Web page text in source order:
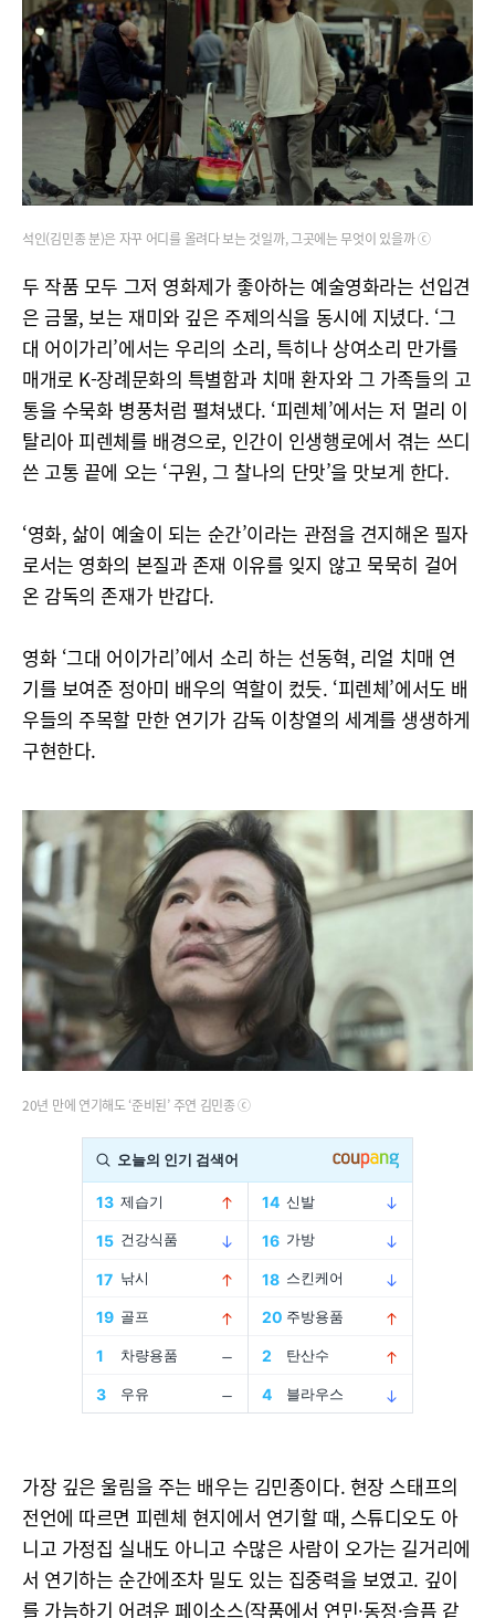
석인(김민종 분)은 자꾸 어디를 올려다 보는 것일까, 그곳에는 무엇이 있을까 ⓒ
두 작품 모두 그저 영화제가 좋아하는 예술영화라는 선입견
은 금물, 보는 재미와 깊은 주제의식을 동시에 지녔다. ‘그
대 어이가리’에서는 우리의 소리, 특히나 상여소리 만가를
매개로 K-장례문화의 특별함과 치매 환자와 그 가족들의 고
통을 수묵화 병풍처럼 펼쳐냈다. ‘피렌체’에서는 저 멀리 이
탈리아 피렌체를 배경으로, 인간이 인생행로에서 겪는 쓰디
쓴 고통 끝에 오는 ‘구원, 그 찰나의 단맛’을 맛보게 한다.
‘영화, 삶이 예술이 되는 순간’이라는 관점을 견지해온 필자
로서는 영화의 본질과 존재 이유를 잊지 않고 묵묵히 걸어
온 감독의 존재가 반갑다.
영화 ‘그대 어이가리’에서 소리 하는 선동혁, 리얼 치매 연
기를 보여준 정아미 배우의 역할이 컸듯. ‘피렌체’에서도 배
우들의 주목할 만한 연기가 감독 이창열의 세계를 생생하게
구현한다.
20년 만에 연기해도 ‘준비된’ 주연 김민종 ⓒ
가장 깊은 울림을 주는 배우는 김민종이다. 현장 스태프의
전언에 따르면 피렌체 현지에서 연기할 때, 스튜디오도 아
니고 가정집 실내도 아니고 수많은 사람이 오가는 길거리에
서 연기하는 순간에조차 밀도 있는 집중력을 보였고. 깊이
를 가늠하기 어려운 페이소스(작품에서 연민·동정·슬픔 같